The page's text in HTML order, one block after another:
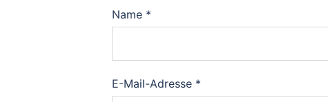
Name *
E-Mail-Adresse *